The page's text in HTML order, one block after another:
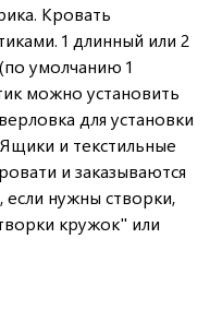
Кровать
1 длинный или 2
умолчанию 1
можно установить
для установки
и текстильные
и заказываются
нужны створки,
кружок" или